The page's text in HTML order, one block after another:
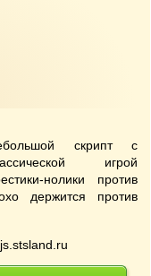
скрипт с
игрой
нолики против
держится против